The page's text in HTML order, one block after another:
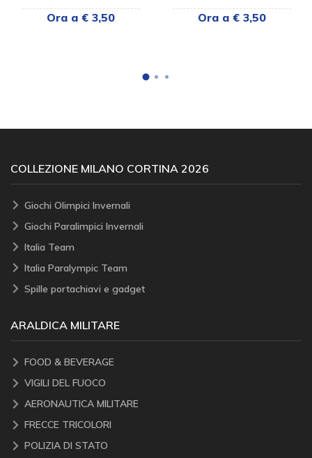
Ora a € 3,50 Ora a € 3,50
COLLEZIONE MILANO CORTINA 2026
Giochi Olimpici Invernali
Giochi Paralimpici Invernali
Italia Team
Italia Paralympic Team
Spille portachiavi e gadget
ARALDICA MILITARE
FOOD & BEVERAGE
VIGILI DEL FUOCO
AERONAUTICA MILITARE
FRECCE TRICOLORI
POLIZIA DI STATO